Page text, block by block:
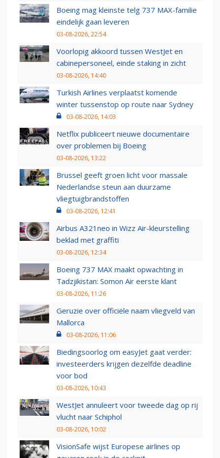
Boeing mag kleinste telg 737 MAX-familie
eindelijk gaan leveren
03-08-2026, 22:54
Voorlopig akkoord tussen WestJet en
cabinepersoneel, einde staking in zicht
03-08-2026, 14:40
Turkish Airlines verplaatst komende
winter tussenstop op route naar Sydney
03-08-2026, 14:03
Netflix publiceert nieuwe documentaire
over problemen bij Boeing
03-08-2026, 13:22
Brussel geeft groen licht voor massale
Nederlandse steun aan duurzame
vliegtuigbrandstoffen
03-08-2026, 12:41
Airbus A321neo in Wizz Air-kleurstelling
beklad met graffiti
03-08-2026, 12:34
Boeing 737 MAX maakt opwachting in
Tadzjikistan: Somon Air eerste klant
03-08-2026, 11:26
Geruzie over officiële naam vliegveld van
Mallorca
03-08-2026, 11:06
Biedingsoorlog om easyJet gaat verder:
investeerders krijgen dezelfde deadline
voor bod
03-08-2026, 10:43
WestJet annuleert voor tweede dag op rij
vlucht naar Schiphol
03-08-2026, 10:02
VisionSafe wijst Europese airlines op